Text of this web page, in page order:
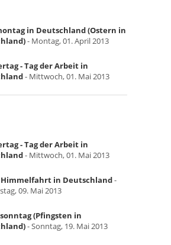
in Deutschland (Ostern in
- Montag, 01. April 2013
- Tag der Arbeit in
- Mittwoch, 01. Mai 2013
- Tag der Arbeit in
- Mittwoch, 01. Mai 2013
in Deutschland-
09. Mai 2013
(Pfingsten in
- Sonntag, 19. Mai 2013